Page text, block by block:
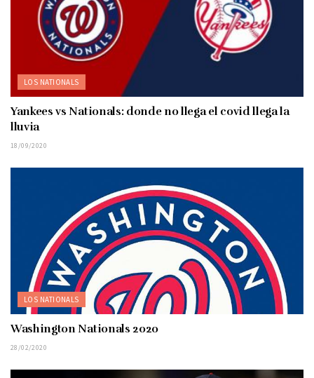
LOS NATIONALS
Yankees vs Nationals: donde no llega el covid llega la
lluvia
18/09/2020
LOS NATIONALS
Washington Nationals 2020
28/02/2020